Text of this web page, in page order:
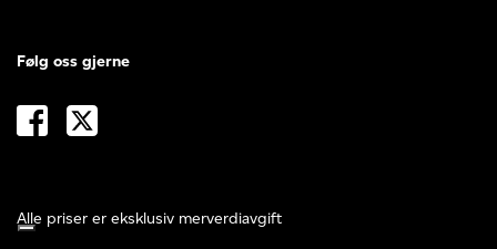
Alle priser er eksklusiv merverdiavgift
Følg oss gjerne